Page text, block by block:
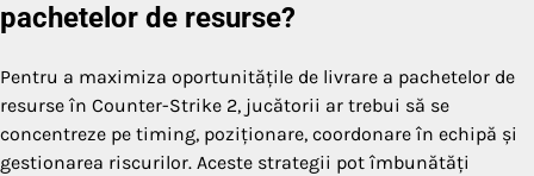
pachetelor de resurse?
Pentru a maximiza oportunitățile de livrare a pachetelor de
resurse în Counter-Strike 2, jucătorii ar trebui să se
concentreze pe timing, poziționare, coordonare în echipă și
gestionarea riscurilor. Aceste strategii pot îmbunătăți